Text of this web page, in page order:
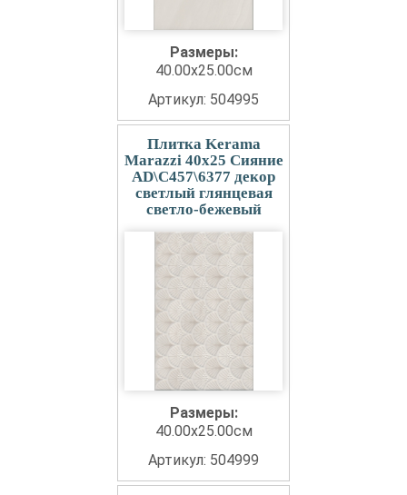
Размеры:
40.00x25.00см
Артикул: 504995
Плитка Kerama
Marazzi 40x25 Сияние
AD\C457\6377 декор
светлый глянцевая
светло-бежевый
Размеры:
40.00x25.00см
Артикул: 504999